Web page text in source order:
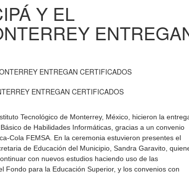
Y EL
ENTREGAN CERTIFICADOS
Tecnológico de Monterrey, México, hicieron la
de Habilidades Informáticas, gracias a un convenio
Cola FEMSA. En la ceremonia estuvieron presentes el
de Educación del Municipio, Sandra Garavito,
con nuevos estudios haciendo uso de las
para la Educación Superior, y los convenios con